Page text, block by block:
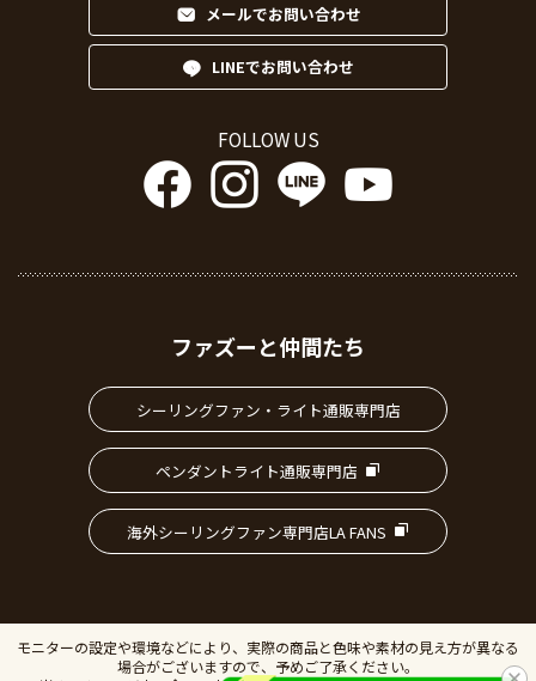
メールでお問い合わせ
LINEでお問い合わせ
FOLLOW US
ファズーと仲間たち
シーリングファン・ライト通販専門店
ペンダントライト通販専門店
海外シーリングファン専門店LA FANS
モニターの設定や環境などにより、実際の商品と色味や素材の見え方が異なる
場合がございますので、予めご了承ください。